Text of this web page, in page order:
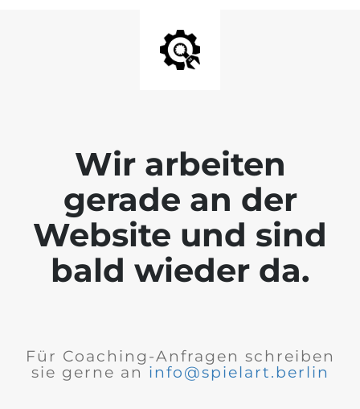
Wir arbeiten
gerade an der
Website und sind
bald wieder da.
Für Coaching-Anfragen schreiben
sie gerne an info@spielart.berlin